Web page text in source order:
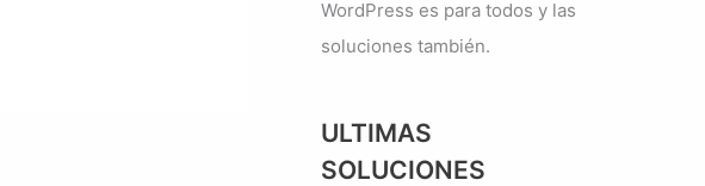
WordPress es para todos y las
soluciones también.
ULTIMAS
SOLUCIONES